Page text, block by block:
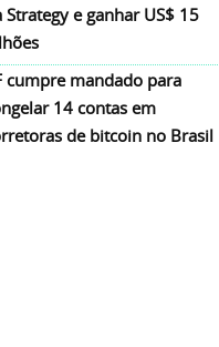
Strategy e ganhar US$ 15
cumpre mandado para
14 contas em
de bitcoin no Brasil